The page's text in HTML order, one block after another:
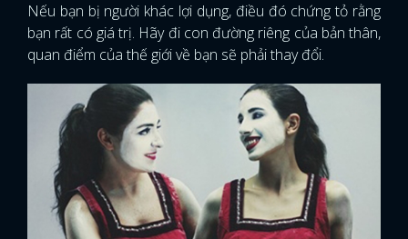
Nếu bạn bị người khác lợi dụng, điều đó chứng tỏ rằng
bạn rất có giá trị. Hãy đi con đường riêng của bản thân,
quan điểm của thế giới về bạn sẽ phải thay đổi.